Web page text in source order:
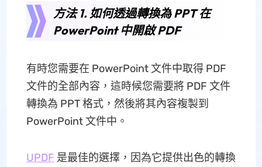
方法 1. 如何透過轉換為 PPT 在
PowerPoint 中開啟 PDF
有時您需要在 PowerPoint 文件中取得 PDF
文件的全部內容，這時候您需要將 PDF 文件
轉換為 PPT 格式，然後將其內容複製到
PowerPoint 文件中。
UPDF 是最佳的選擇，因為它提供出色的轉換